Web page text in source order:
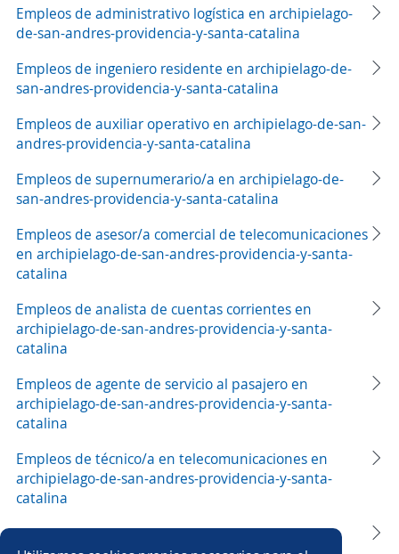
Empleos de administrativo logística en archipielago-
de-san-andres-providencia-y-santa-catalina
Empleos de ingeniero residente en archipielago-de-
san-andres-providencia-y-santa-catalina
Empleos de auxiliar operativo en archipielago-de-san-
andres-providencia-y-santa-catalina
Empleos de supernumerario/a en archipielago-de-
san-andres-providencia-y-santa-catalina
Empleos de asesor/a comercial de telecomunicaciones
en archipielago-de-san-andres-providencia-y-santa-
catalina
Empleos de analista de cuentas corrientes en
archipielago-de-san-andres-providencia-y-santa-
catalina
Empleos de agente de servicio al pasajero en
archipielago-de-san-andres-providencia-y-santa-
catalina
Empleos de técnico/a en telecomunicaciones en
archipielago-de-san-andres-providencia-y-santa-
catalina
Empleos de operario/a de carga y descarga en